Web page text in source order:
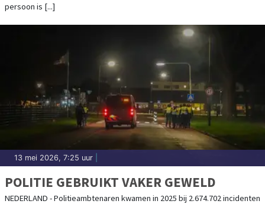
persoon is [...]
13 mei 2026, 7:25 uur
POLITIE GEBRUIKT VAKER GEWELD
NEDERLAND - Politieambtenaren kwamen in 2025 bij 2.674.702 incidenten